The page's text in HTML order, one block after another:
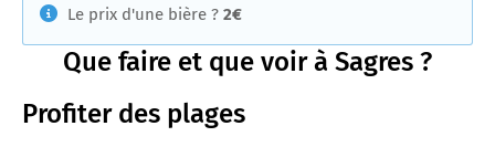
Le prix d'une bière ? 2€
Que faire et que voir à Sagres ?
Profiter des plages